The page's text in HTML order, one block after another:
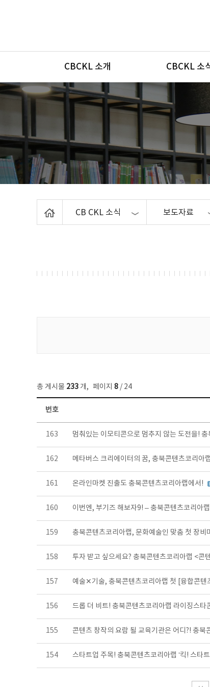
메뉴
CBCKL 소개 CBCKL 소
CB CKL 소식 보도자료
총 게시물 233 개, 페이지 8 / 24
보도자료 목록 - 번호, 제목, 작성자, 파일, 조회수, 작성일 정보 제공
번호
163 멈춰있는 이모티콘으로 멈추지 않는 도전을!
162 메타버스 크리에이터의 꿈, 충북콘텐츠코리아
161 온라인마켓 진출도 충북콘텐츠코리아랩에서!
160 이번엔, 부기즈 해보자9! – 충북콘텐츠코리아
159 충북콘텐츠코리아랩, 문화예술인 맞춤 첫 장비
158 투자 받고 싶으세요? 충북콘텐츠코리아랩 <콘
157 예술✕기술, 충북콘텐츠코리아랩 첫 [융합콘텐
156 드롭 더 비트! 충북콘텐츠코리아랩 라이징스타
155 콘텐츠 창작의 요람 될 교육기관은 어디?! 충북
154 스타트업 주목! 충북콘텐츠코리아랩 ‘킥! 스타